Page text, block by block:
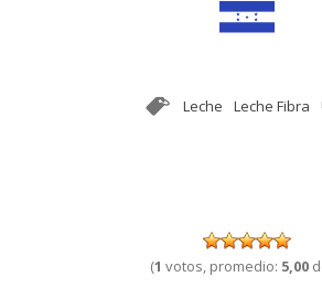
Leche Leche Fibra
(1 votos, promedio: 5,00